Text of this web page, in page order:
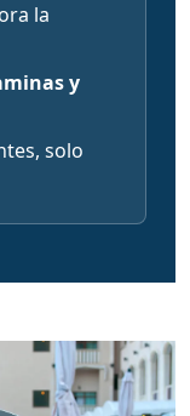
la
y
solo